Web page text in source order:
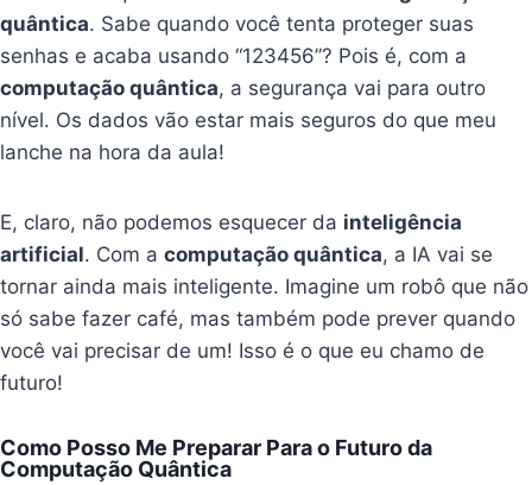
quântica. Sabe quando você tenta proteger suas
senhas e acaba usando “123456”? Pois é, com a
computação quântica, a segurança vai para outro
nível. Os dados vão estar mais seguros do que meu
lanche na hora da aula!
E, claro, não podemos esquecer da inteligência
artificial. Com acomputação quântica, a IA vai se
tornar ainda mais inteligente. Imagine um robô que não
só sabe fazer café, mas também pode prever quando
você vai precisar de um! Isso é o que eu chamo de
futuro!
Como Posso Me Preparar Para o Futuro da
Computação Quântica